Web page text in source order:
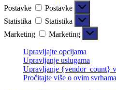
Postavke
Postavke
Statistika
Statistika
Marketing
Marketing
Upravljajte opcijama
Upravljanje uslugama
Upravljanje {vendor_count}
Pročitajte više o ovim svrhama